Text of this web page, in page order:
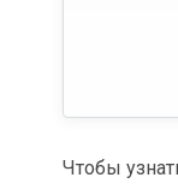
Чтобы